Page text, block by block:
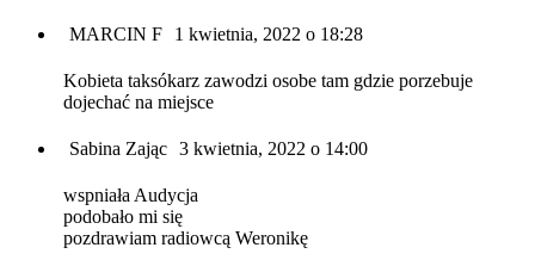
MARCIN F 1 kwietnia, 2022 o 18:28
Kobieta taksókarz zawodzi osobe tam gdzie porzebuje
dojechać na miejsce
Sabina Zając 3 kwietnia, 2022 o 14:00
wspniała Audycja
podobało mi się
pozdrawiam radiowcą Weronikę